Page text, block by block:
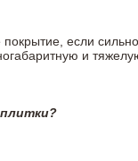
если
и